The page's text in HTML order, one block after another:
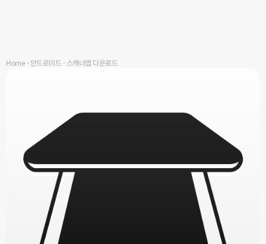
Home-안드로이드-스캐너앱 다운로드